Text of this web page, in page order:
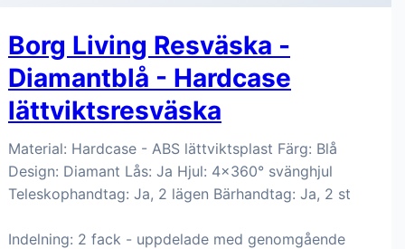
Borg Living Resväska -
Diamantblå - Hardcase
lättviktsresväska
Material: Hardcase - ABS lättviktsplast Färg: Blå
Design: Diamant Lås: Ja Hjul: 4x360° svänghjul
Teleskophandtag: Ja, 2 lägen Bärhandtag: Ja, 2 st
Indelning: 2 fack - uppdelade med genomgående